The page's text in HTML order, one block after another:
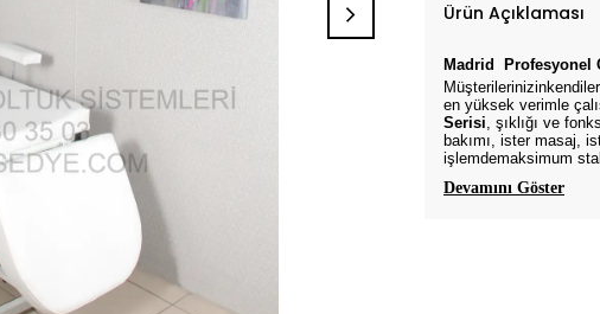
Ürün Açıklaması
Madrid Profesyonel
en yüksek verimle
Serisi, şıklığı ve
bakımı, ister masaj,
işlemdemaksimum
Devamını Göster